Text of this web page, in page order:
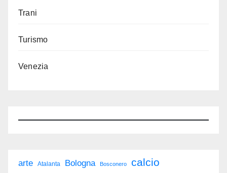
Trani
Turismo
Venezia
arte Atalanta Bologna Bosconero calcio